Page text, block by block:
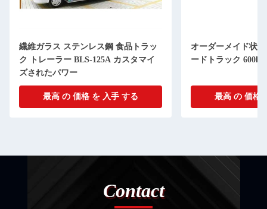
繊維ガラス ステンレス鋼 食品トラッ
ク トレーラー BLS-125A カスタマイ
ズされたパワー
最高 の 価格 を 入手 する
オーダーメイド状
ードトラック
最高 の 価格
Contact